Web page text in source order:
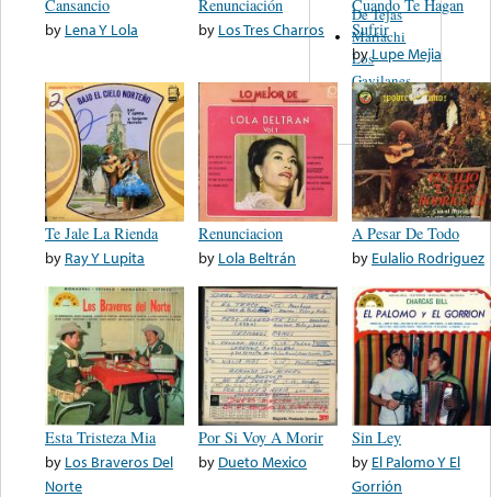
Cansancio
by Lena Y Lola
Renunciación
by Los Tres Charros
Cuando Te Hagan
Sufrir
byLupe Mejia
Te Jale La Rienda
by Ray Y Lupita
Renunciacion
by Lola Beltrán
A Pesar De Todo
by Eulalio Rodriguez
Esta Tristeza Mia
by Los Braveros Del
Norte
Por Si Voy A Morir
by Dueto Mexico
Sin Ley
by El Palomo Y El
Gorrión
De Tejas
Mariachi
Los
Gavilanes
De Oakland